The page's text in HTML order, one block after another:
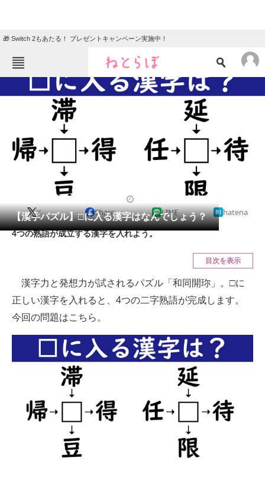
🎁 Switch 2もあたる！ プレゼントキャンペーン実施中！
ねとらぼメニュー
TOP ニュース
グルメ 地域
会員記事
ITの今と未来を見通す
スマホと通信の最新トレンド
進化するPCとデバイスの未来
好きが集まる 比べて選べる
ビジネスと働き方のヒント
AI活用のいまが分かる
企業ITのトレンドを詳説
【漢字パズル】□に入る漢字はなんでしょう？
X Share LINE hatena
4つの熟語が成立する漢字を入れよう。
目次を表示
漢字力と発想力が試されるパズル「和同開珎」。□に
正しい漢字を入れると、4つの二字熟語が完成します。
今回の問題はこちら。